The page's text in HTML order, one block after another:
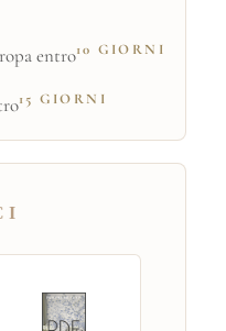
entro10 GIORNI
15 GIORNI